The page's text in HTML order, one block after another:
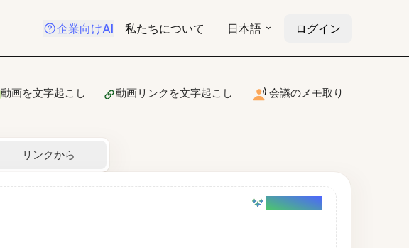
企業向けAI 私たちについて 日本語 ログイン
動画を文字起こし 動画リンクを文字起こし 会議のメモ取り
リンクから
AI powered